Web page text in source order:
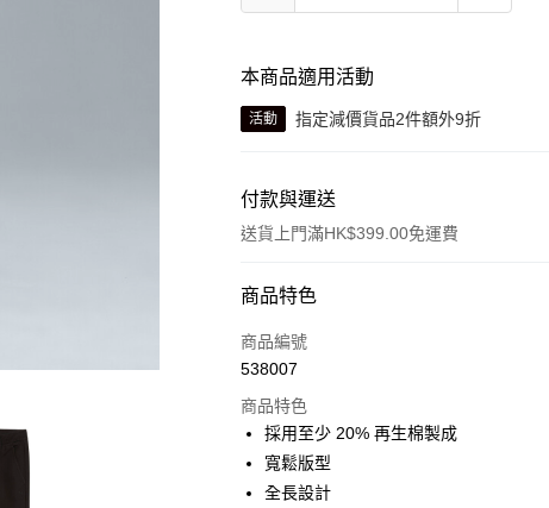
本商品適用活動
活動 指定減價貨品2件額外9折
付款與運送
送貨上門滿HK$399.00免運費
付款方式
信用卡
相關說明
Alipay, PayMe, WeChat Pay, UnionPay, FPS
送貨方式
商品特色
商品編號
538007
商品特色
採用至少 20% 再生棉製成
寬鬆版型
全長設計